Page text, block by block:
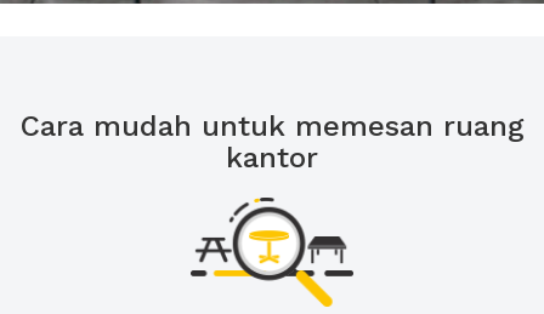
Cara mudah untuk memesan ruang
kantor